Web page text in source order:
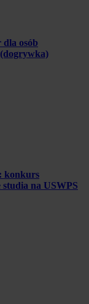
osób
konkurs
na USWPS